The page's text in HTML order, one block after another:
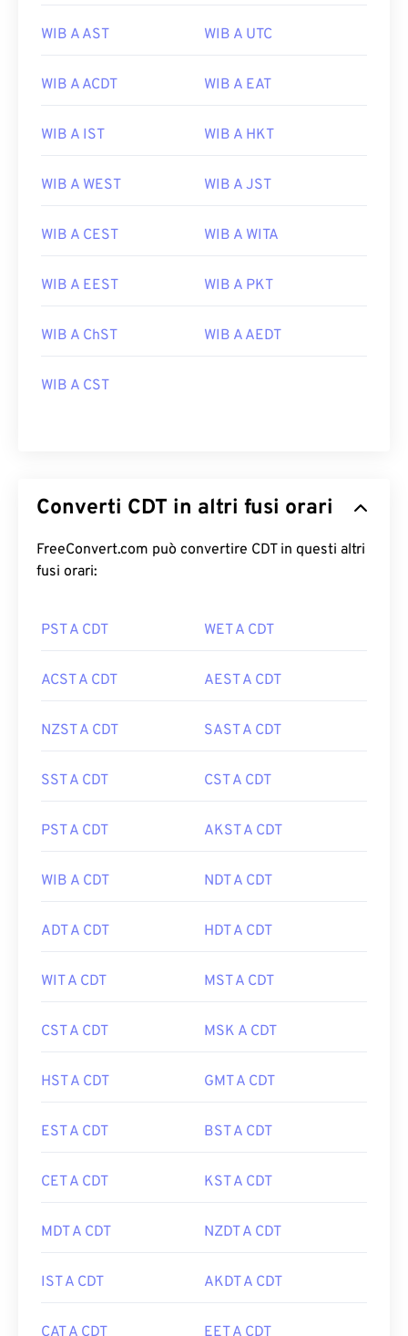
WIB A AST WIB A UTC
WIB A ACDT WIB A EAT
WIB A IST WIB A HKT
WIB A WEST WIB A JST
WIB A CEST WIB A WITA
WIB A EEST WIB A PKT
WIB A ChST WIB A AEDT
WIB A CST
Converti CDT in altri fusi orari
FreeConvert.com può convertire CDT in questi altri
fusi orari:
PST A CDT WET A CDT
ACST A CDT AEST A CDT
NZST A CDT SAST A CDT
SST A CDT CST A CDT
PST A CDT AKST A CDT
WIB A CDT NDT A CDT
ADT A CDT HDT A CDT
WIT A CDT MST A CDT
CST A CDT MSK A CDT
HST A CDT GMT A CDT
EST A CDT BST A CDT
CET A CDT KST A CDT
MDT A CDT NZDT A CDT
IST A CDT AKDT A CDT
CAT A CDT EET A CDT